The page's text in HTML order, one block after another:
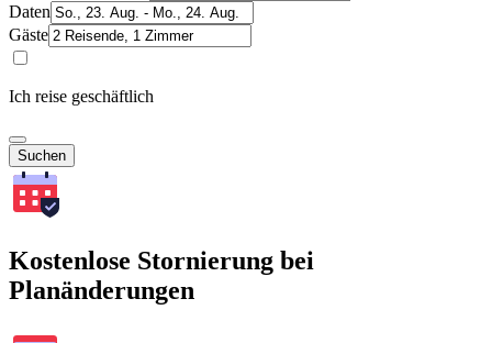
Daten
Gäste
Ich reise geschäftlich
Suchen
Kostenlose Stornierung bei
Planänderungen